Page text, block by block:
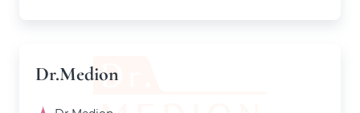
Dr.Medion